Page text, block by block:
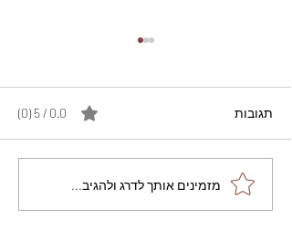
מתכון מנצח עוגת מייפל
שוקולד בחושה וקלה - זיוה
תגובות 0.0 / 5 ‏(0)
מזמינים אותך לדרג ולהגיב...